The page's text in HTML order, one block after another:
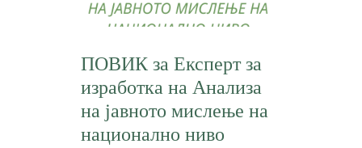
ПОВИК за Експерт за
изработка на Анализа
на јавното мислење на
национално ниво